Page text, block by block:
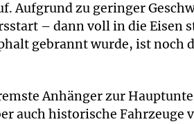
Aufgrund zu geringer
– dann voll in die Eisen
gebrannt wurde, ist noch
Anhänger zur
auch historische Fahrzeuge